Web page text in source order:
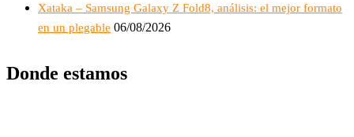
Xataka – Samsung Galaxy Z Fold8, análisis: el mejor formato
en un plegable 06/08/2026
Donde estamos